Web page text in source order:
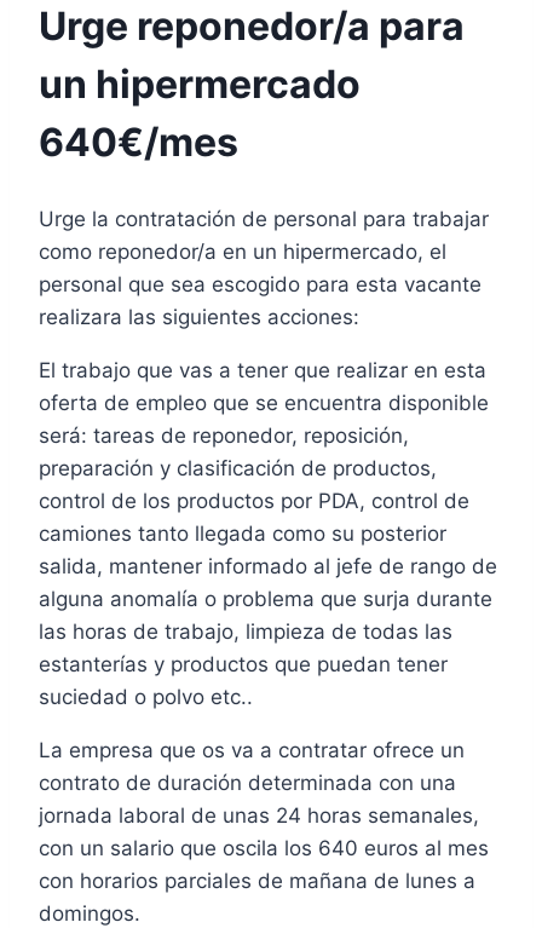
Urge reponedor/a para
un hipermercado
640€/mes
Urge la contratación de personal para trabajar
como reponedor/a en un hipermercado, el
personal que sea escogido para esta vacante
realizara las siguientes acciones:
El trabajo que vas a tener que realizar en esta
oferta de empleo que se encuentra disponible
será: tareas de reponedor, reposición,
preparación y clasificación de productos,
control de los productos por PDA, control de
camiones tanto llegada como su posterior
salida, mantener informado al jefe de rango de
alguna anomalía o problema que surja durante
las horas de trabajo, limpieza de todas las
estanterías y productos que puedan tener
suciedad o polvo etc..
La empresa que os va a contratar ofrece un
contrato de duración determinada con una
jornada laboral de unas 24 horas semanales,
con un salario que oscila los 640 euros al mes
con horarios parciales de mañana de lunes a
domingos.